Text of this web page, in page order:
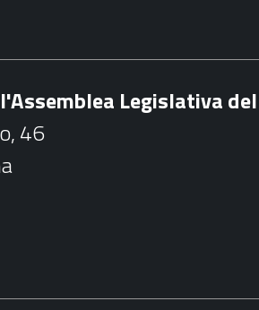
Legislativa
46